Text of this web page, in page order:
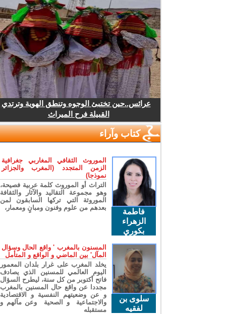
عرائس..حين تختبئ الوجوه وتنطق الهوية وترتدي
القبيلة فرح الميراث
كتاب وآراء
فاطمة
الزهراء
بكوري
الموروث الثقافي المغاربي جغرافية
الزمن المتجدد (المغرب والجزائر
نموذجا)
التراث أو الموروث كلمة عربية فصيحة،
وهو مجموعة التقاليد والآثار والثقافة
الموروثة التي تركها السابقون لمن
بعدهم من علوم وفنون ومبانٍ ومعمار،
سلوى بن
لفقيه
المسنون بالمغرب ' واقع الحال وسؤال
المآل' بين الماضي و الواقع و المتأمل
يخلد المغرب على غرار بلدان المعمور
اليوم العالمي للمسنين الذي يصادف
فاتح أكتوبر من كل سنة، ليطرح السؤال
مجددا عن واقع حال المسنين بالمغرب
و عن وضعيتهم النفسية و الاقتصادية
والاجتماعية و الصحية وعن مآلهم و
مستقبله